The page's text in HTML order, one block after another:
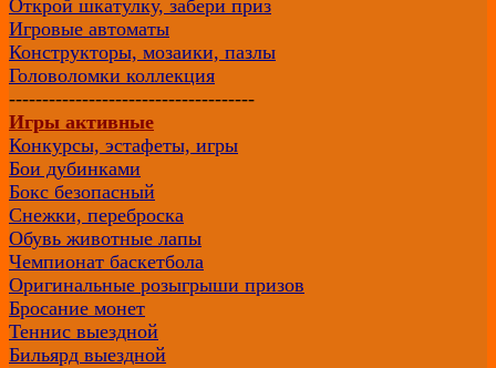
Открой шкатулку, забери приз
Игровые автоматы
Конструкторы, мозаики, пазлы
Головоломки коллекция
-------------------------------------
Игры активные
Конкурсы, эстафеты, игры
Бои дубинками
Бокс безопасный
Снежки, переброска
Обувь животные лапы
Чемпионат баскетбола
Оригинальные розыгрыши призов
Бросание монет
Теннис выездной
Бильярд выездной